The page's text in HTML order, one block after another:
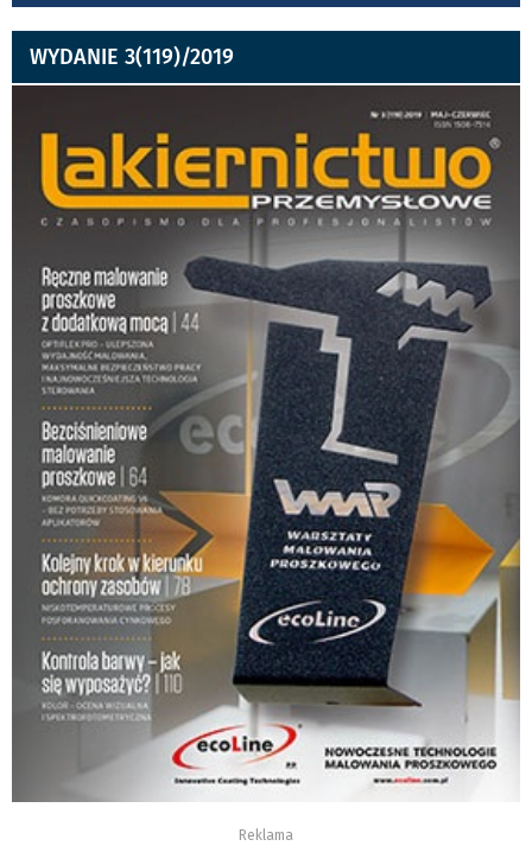
WYDANIE 3(119)/2019
Reklama